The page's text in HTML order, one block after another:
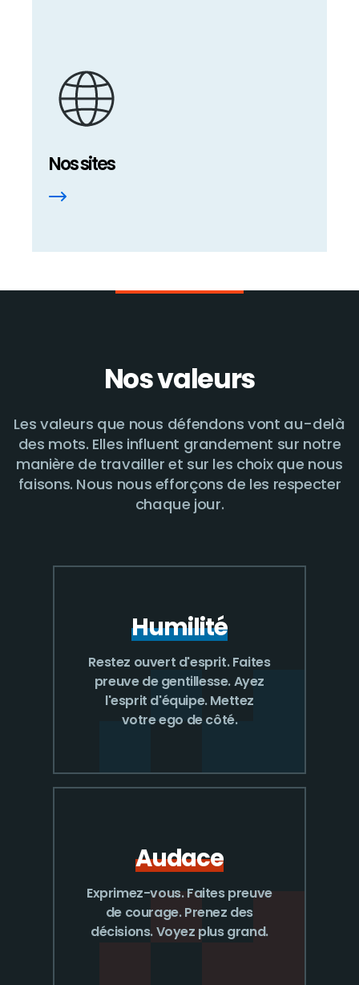
Nos sites
Nos valeurs
Les valeurs que nous défendons vont au-delà
des mots. Elles influent grandement sur notre
manière de travailler et sur les choix que nous
faisons. Nous nous efforçons de les respecter
chaque jour.
Humilité
Restez ouvert d'esprit. Faites
preuve de gentillesse. Ayez
l'esprit d'équipe. Mettez
votre ego de côté.
Audace
Exprimez-vous. Faites preuve
de courage. Prenez des
décisions. Voyez plus grand.